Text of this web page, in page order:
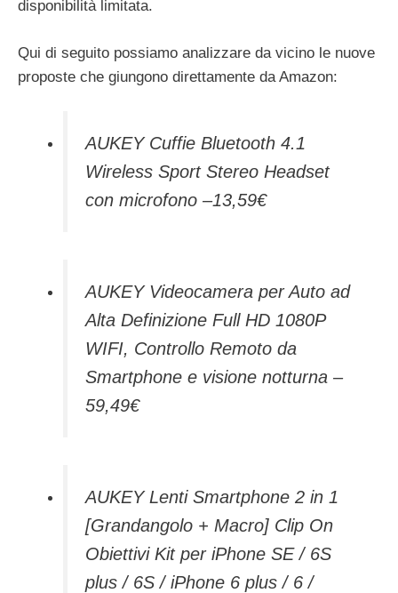
disponibilità limitata.
Qui di seguito possiamo analizzare da vicino le nuove
proposte che giungono direttamente da Amazon:
AUKEY Cuffie Bluetooth 4.1
Wireless Sport Stereo Headset
con microfono –13,59€
AUKEY Videocamera per Auto ad
Alta Definizione Full HD 1080P
WIFI, Controllo Remoto da
Smartphone e visione notturna –
59,49€
AUKEY Lenti Smartphone 2 in 1
[Grandangolo + Macro] Clip On
Obiettivi Kit per iPhone SE / 6S
plus / 6S / iPhone 6 plus / 6 /